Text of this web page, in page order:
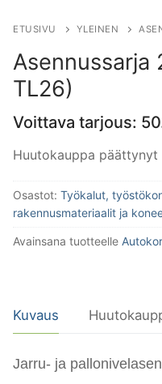
ETUSIVU YLEINEN
Asennussarja
TL26)
Voittava tarjous:
Huutokauppa päättynyt
Osastot: Työkalut,
rakennusmateriaalit ja
Avainsana tuotteelle
Kuvaus
Jarru- ja